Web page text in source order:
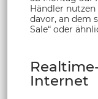
Händler
davor, an dem
Sale“ oder
Internet